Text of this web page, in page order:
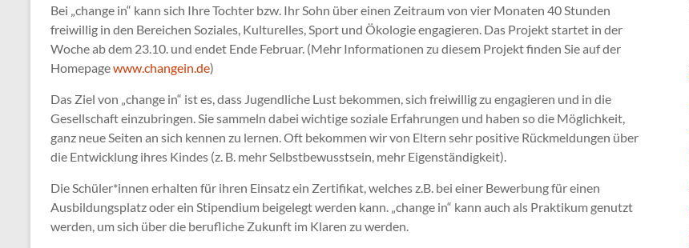
Bei „change in“ kann sich Ihre Tochter bzw. Ihr Sohn über einen Zeitraum von vier Monaten 40 Stunden
freiwillig in den Bereichen Soziales, Kulturelles, Sport und Ökologie engagieren. Das Projekt startet in der
Woche ab dem 23.10. und endet Ende Februar. (Mehr Informationen zu diesem Projekt finden Sie auf der
Homepagewww.changein.de)
Das Ziel von „change in“ ist es, dass Jugendliche Lust bekommen, sich freiwillig zu engagieren und in die
Gesellschaft einzubringen. Sie sammeln dabei wichtige soziale Erfahrungen und haben so die Möglichkeit,
ganz neue Seiten an sich kennen zu lernen. Oft bekommen wir von Eltern sehr positive Rückmeldungen über
die Entwicklung ihres Kindes (z. B. mehr Selbstbewusstsein, mehr Eigenständigkeit).
Die Schüler*innen erhalten für ihren Einsatz ein Zertifikat, welches z.B. bei einer Bewerbung für einen
Ausbildungsplatz oder ein Stipendium beigelegt werden kann. „change in“ kann auch als Praktikum genutzt
werden, um sich über die berufliche Zukunft im Klaren zu werden.